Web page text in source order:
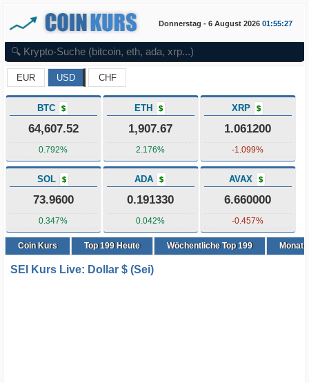
Donnerstag - 6 August 2026 01:55:27
EUR USD CHF
BTC $
64,607.52
0.792%
ETH $
1,907.67
2.176%
XRP $
1.061200
-1.099%
SOL $
73.9600
0.347%
ADA $
0.191330
0.042%
AVAX $
6.660000
-0.457%
Coin Kurs Top199Heute Wöchentliche Top 199
SEI Kurs Live: Dollar $ (Sei)